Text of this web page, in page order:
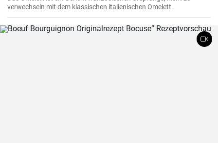
verwechseln mit dem klassischen italienischen Omelett.